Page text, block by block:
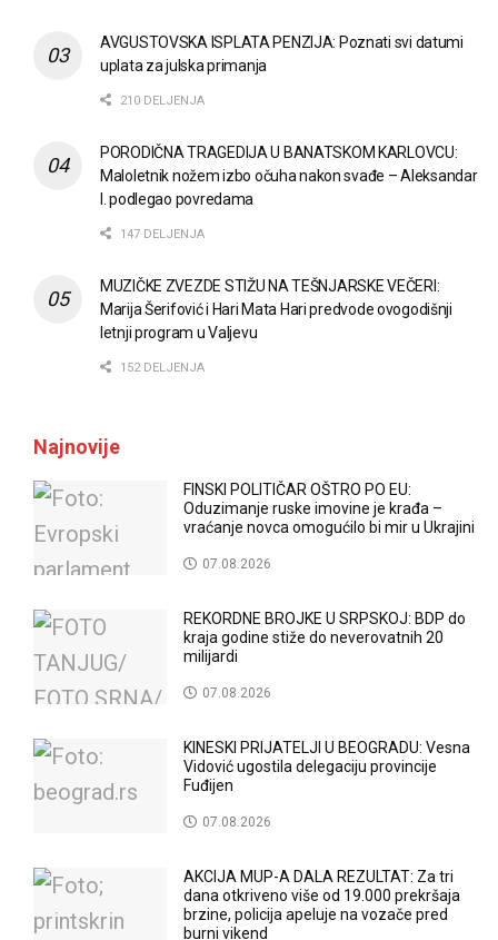
AVGUSTOVSKA ISPLATA PENZIJA: Poznati svi datumi
uplata za julska primanja
210 DELJENJA
PORODIČNA TRAGEDIJA U BANATSKOM KARLOVCU:
Maloletnik nožem izbo očuha nakon svađe – Aleksandar
I. podlegao povredama
147 DELJENJA
MUZIČKE ZVEZDE STIŽU NA TEŠNJARSKE VEČERI:
Marija Šerifović i Hari Mata Hari predvode ovogodišnji
letnji program u Valjevu
152 DELJENJA
Najnovije
FINSKI POLITIČAR OŠTRO PO EU:
Oduzimanje ruske imovine je krađa –
vraćanje novca omogućilo bi mir u Ukrajini
07.08.2026
REKORDNE BROJKE U SRPSKOJ: BDP do
kraja godine stiže do neverovatnih 20
milijardi
07.08.2026
KINESKI PRIJATELJI U BEOGRADU: Vesna
Vidović ugostila delegaciju provincije
Fuđijen
07.08.2026
AKCIJA MUP-A DALA REZULTAT: Za tri
dana otkriveno više od 19.000 prekršaja
brzine, policija apeluje na vozače pred
burni vikend